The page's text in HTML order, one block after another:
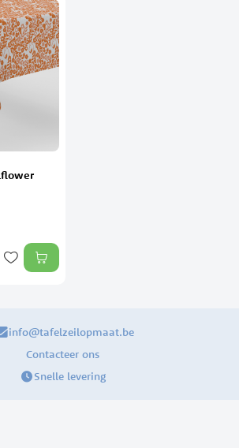
info@tafelzeilopmaat.be
Contacteer ons
Snelle levering